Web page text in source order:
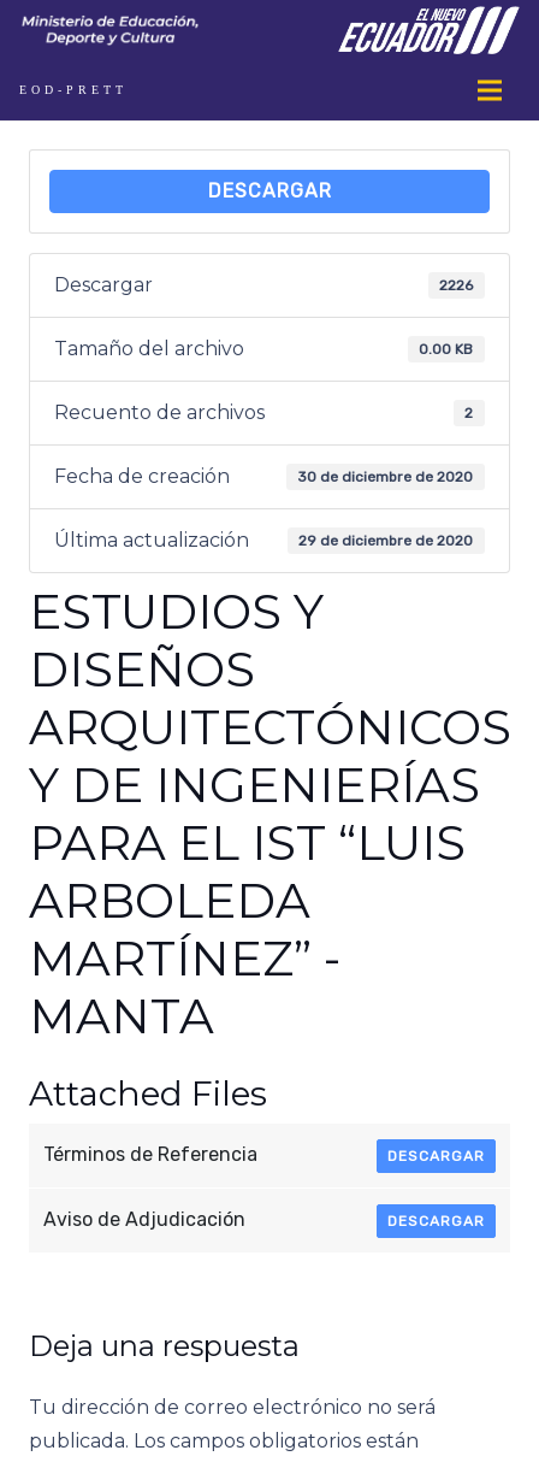
EOD-PRETT
DESCARGAR
Descargar 2226
Tamaño del archivo 0.00 KB
Recuento de archivos 2
Fecha de creación 30 de diciembre de 2020
Última actualización 29 de diciembre de 2020
ESTUDIOS Y
DISEÑOS
ARQUITECTÓNICOS
Y DE INGENIERÍAS
PARA EL IST “LUIS
ARBOLEDA
MARTÍNEZ” -
MANTA
Attached Files
Términos de Referencia DESCARGAR
Aviso de Adjudicación DESCARGAR
Deja una respuesta
Tu dirección de correo electrónico no será
publicada. Los campos obligatorios están